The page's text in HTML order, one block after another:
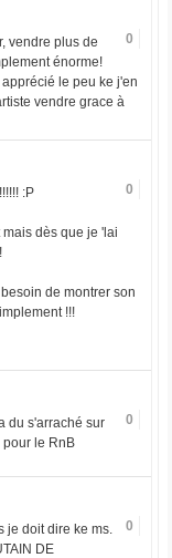
0
vendre plus de
énorme!
le peu ke j'en
vendre grace à
0
:P
dès que je 'lai
de montrer son
!!!
0
du s'arraché sur
pour le RnB
0
je doit dire ke ms.
DE